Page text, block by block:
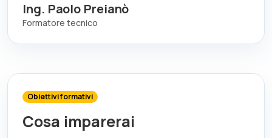
Ing. Paolo Preianò
Formatore tecnico
Obiettivi formativi
Cosa imparerai